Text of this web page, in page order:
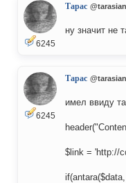
6245
Тарас
ну значит не
6245
Тарас
имел ввиду
$link = 'http://